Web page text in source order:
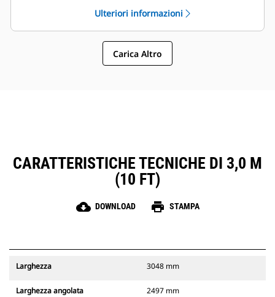
Ulteriori informazioni
Carica Altro
CARATTERISTICHE TECNICHE DI 3,0 M
(10 FT)
cloud_download DOWNLOAD print STAMPA
Larghezza 3048 mm
Larghezza angolata 2497 mm